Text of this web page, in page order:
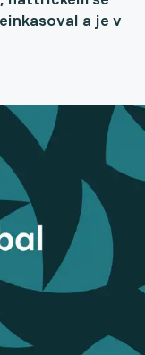
a je v